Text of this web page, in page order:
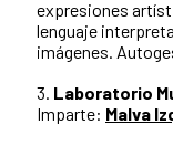
expresiones
lenguaje
imágenes.
3. Laboratorio
Imparte: Malva